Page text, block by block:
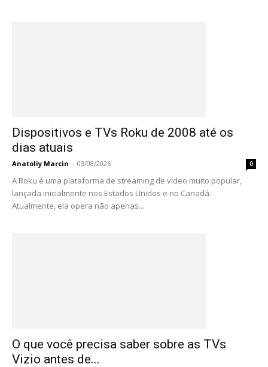
Dispositivos e TVs Roku de 2008 até os
dias atuais
Anatoliy Marcin - 03/08/2026 0
A Roku é uma plataforma de streaming de vídeo muito popular,
lançada inicialmente nos Estados Unidos e no Canadá.
Atualmente, ela opera não apenas...
O que você precisa saber sobre as TVs
Vizio antes de...